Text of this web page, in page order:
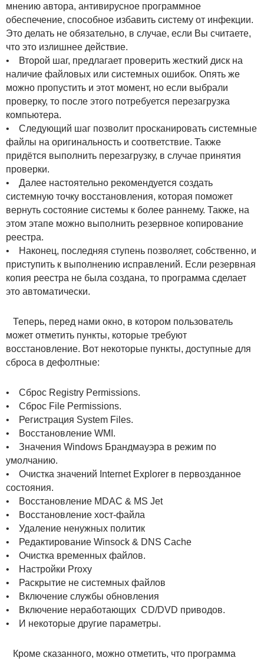
мнению автора, антивирусное программное
обеспечение, способное избавить систему от инфекции.
Это делать не обязательно, в случае, если Вы считаете,
что это излишнее действие.
• Второй шаг, предлагает проверить жесткий диск на
наличие файловых или системных ошибок. Опять же
можно пропустить и этот момент, но если выбрали
проверку, то после этого потребуется перезагрузка
компьютера.
• Следующий шаг позволит просканировать системные
файлы на оригинальность и соответствие. Также
придётся выполнить перезагрузку, в случае принятия
проверки.
• Далее настоятельно рекомендуется создать
системную точку восстановления, которая поможет
вернуть состояние системы к более раннему. Также, на
этом этапе можно выполнить резервное копирование
реестра.
• Наконец, последняя ступень позволяет, собственно, и
приступить к выполнению исправлений. Если резервная
копия реестра не была создана, то программа сделает
это автоматически.
Теперь, перед нами окно, в котором пользователь
может отметить пункты, которые требуют
восстановление. Вот некоторые пункты, доступные для
сброса в дефолтные:
• Сброс Registry Permissions.
• Сброс File Permissions.
• Регистрация System Files.
• Восстановление WMI.
• Значения Windows Брандмауэра в режим по
умолчанию.
• Очистка значений Internet Explorer в первозданное
состояния.
• Восстановление MDAC & MS Jet
• Восстановление хост-файла
• Удаление ненужных политик
• Редактирование Winsock & DNS Cache
• Очистка временных файлов.
• Настройки Proxy
• Раскрытие не системных файлов
• Включение службы обновления
• Включение неработающих CD/DVD приводов.
• И некоторые другие параметры.
Кроме сказанного, можно отметить, что программа